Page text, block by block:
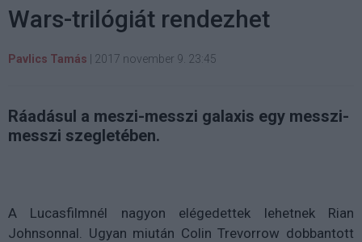
Wars-trilógiát rendezhet
Pavlics Tamás | 2017 november 9. 23:45
Ráadásul a meszi-messzi galaxis egy messzi-
messzi szegletében.
A Lucasfilmnél nagyon elégedettek lehetnek Rian
Johnsonnal. Ugyan miután Colin Trevorrow dobbantott